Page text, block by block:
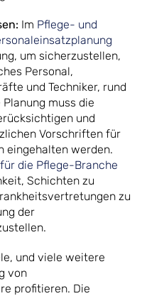
Im Pflege- und
um sicherzustellen,
Personal,
und Techniker, rund
muss die
und
Vorschriften für
eingehalten werden.
die Pflege-Branche
Schichten zu
zu
der
und viele weitere
von
profitieren. Die